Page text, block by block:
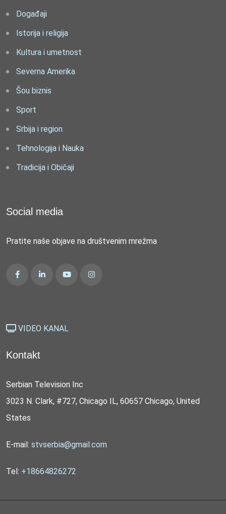
Događaji
Istorija i religija
Kultura i umetnost
Severna Amerika
Šou biznis
Sport
Srbija i region
Tehnologija i Nauka
Tradicija i Običaji
Social media
Pratite naše objave na društvenim mrežma
VIDEO KANAL
Kontakt
Serbian Television Inc
3023 N. Clark, #727, Chicago IL, 60657 Chicago, United
States
E-mail: stvserbia@gmail.com
Tel: +18664826272